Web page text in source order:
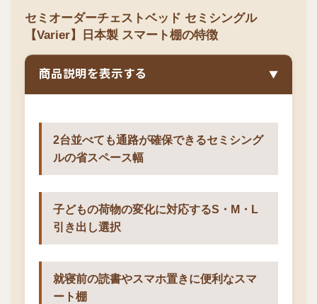
セミオーダーチェストベッド セミシングル
【Varier】日本製 スマート棚の特徴
商品説明を表示する ▼
2台並べても通路が確保できるセミシング
ルの省スペース幅
子どもの荷物の変化に対応するS・M・L
引き出し選択
就寝前の読書やスマホ置きに便利なスマ
ート棚